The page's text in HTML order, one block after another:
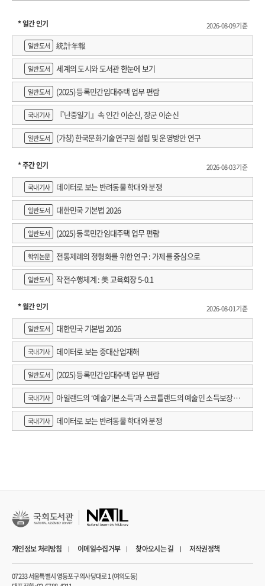
* 일간 인기
2026-08-09 기준
일반도서
統計年報
일반도서 세계의 도시와 도서관 한눈에 보기
일반도서 (2025) 등록민간임대주택 업무 편람
국내기사 『난중일기』속 인간 이순신, 장군 이순신
일반도서 (가칭) 한국문화기술연구원 설립 및 운영방안 연구
* 주간 인기
2026-08-03 기준
국내기사
데이터로 보는 반려동물 학대와 분쟁
일반도서 대한민국 기본법 2026
일반도서 (2025) 등록민간임대주택 업무 편람
학위논문 전통제례의 정형화를 위한 연구 : 가제를 중심으로
일반도서 작전수행체계 : 美 교육회장 5-0.1
* 월간 인기
2026-08-01 기준
일반도서
대한민국 기본법 2026
국내기사 데이터로 보는 중대산업재해
일반도서 (2025) 등록민간임대주택 업무 편람
국내기사
아일랜드의 ‘예술기본소득’과 스코틀랜드의 예술인 소득보장정
책 논의
국내기사 데이터로 보는 반려동물 학대와 분쟁
개인정보 처리방침 이메일수집거부 찾아오시는 길 저작권정책
07233 서울특별시 영등포구 의사당대로 1 (여의도동)